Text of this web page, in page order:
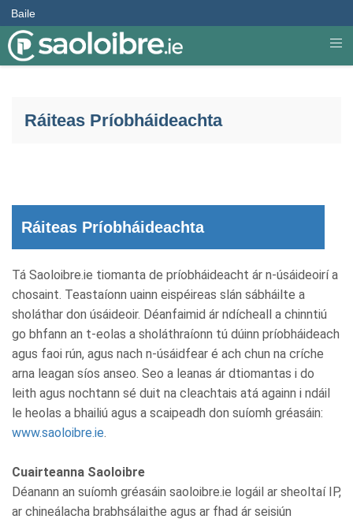
Baile
Ráiteas Príobháideachta
Ráiteas Príobháideachta
Tá Saoloibre.ie tiomanta de príobháideacht ár n-úsáideoirí a
chosaint. Teastaíonn uainn eispéireas slán sábháilte a
sholáthar don úsáideoir. Déanfaimid ár ndícheall a chinntiú
go bhfann an t-eolas a sholáthraíonn tú dúinn príobháideach
agus faoi rún, agus nach n-úsáidfear é ach chun na críche
arna leagan síos anseo. Seo a leanas ár dtiomantas i do
leith agus nochtann sé duit na cleachtais atá againn i ndáil
le heolas a bhailiú agus a scaipeadh don suíomh gréasáin:
www.saoloibre.ie.
Cuairteanna Saoloibre
Déanann an suíomh gréasáin saoloibre.ie logáil ar sheoltaí IP,
ar chineálacha brabhsálaithe agus ar fhad ár seisiún